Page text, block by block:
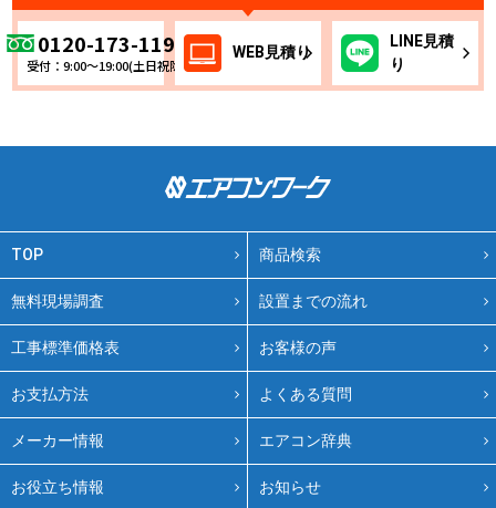
0120-173-119
受付：9:00～19:00(土日祝除く)
WEB見積り
LINE見積
り
TOP 商品検索
無料現場調査 設置までの流れ
工事標準価格表 お客様の声
お支払方法 よくある質問
メーカー情報 エアコン辞典
お役立ち情報 お知らせ